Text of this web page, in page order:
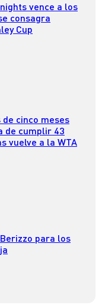
vence a los
consagra
Cup
cinco meses
de cumplir 43
vuelve a la WTA
para los